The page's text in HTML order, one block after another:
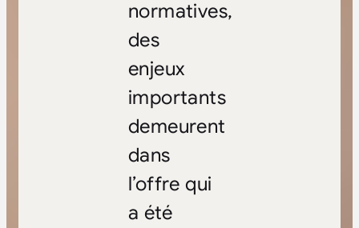
normatives,
des
enjeux
importants
demeurent
dans
l’offre qui
a été